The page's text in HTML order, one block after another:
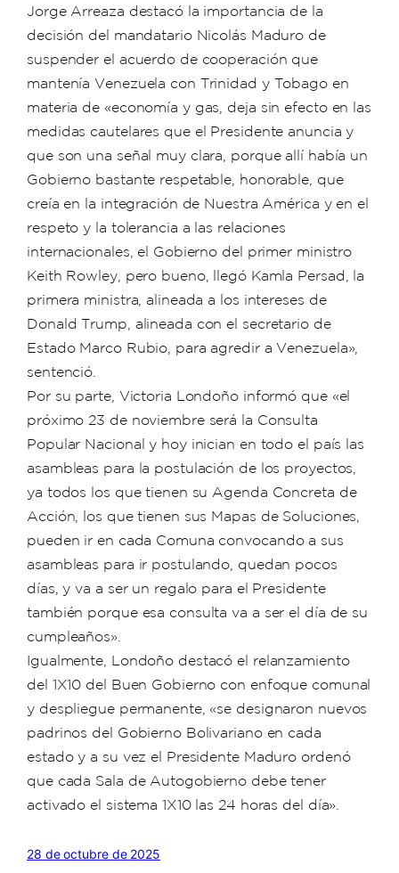
Jorge Arreaza destacó la importancia de la
decisión del mandatario Nicolás Maduro de
suspender el acuerdo de cooperación que
mantenía Venezuela con Trinidad y Tobago en
materia de «economía y gas, deja sin efecto en las
medidas cautelares que el Presidente anuncia y
que son una señal muy clara, porque allí había un
Gobierno bastante respetable, honorable, que
creía en la integración de Nuestra América y en el
respeto y la tolerancia a las relaciones
internacionales, el Gobierno del primer ministro
Keith Rowley, pero bueno, llegó Kamla Persad, la
primera ministra, alineada a los intereses de
Donald Trump, alineada con el secretario de
Estado Marco Rubio, para agredir a Venezuela»,
sentenció.
Por su parte, Victoria Londoño informó que «el
próximo 23 de noviembre será la Consulta
Popular Nacional y hoy inician en todo el país las
asambleas para la postulación de los proyectos,
ya todos los que tienen su Agenda Concreta de
Acción, los que tienen sus Mapas de Soluciones,
pueden ir en cada Comuna convocando a sus
asambleas para ir postulando, quedan pocos
días, y va a ser un regalo para el Presidente
también porque esa consulta va a ser el día de su
cumpleaños».
Igualmente, Londoño destacó el relanzamiento
del 1X10 del Buen Gobierno con enfoque comunal
y despliegue permanente, «se designaron nuevos
padrinos del Gobierno Bolivariano en cada
estado y a su vez el Presidente Maduro ordenó
que cada Sala de Autogobierno debe tener
activado el sistema 1X10 las 24 horas del día».
28 de octubre de 2025